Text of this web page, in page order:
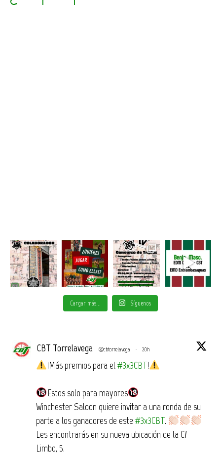
Cargar más... Síguenos
CBT Torrelavega @cbtorrelavega · 20h
¡Más premios para el #3x3CBT!
Estos solo para mayores
Winchester Saloon quiere invitar a una ronda de su
parte a los ganadores de este #3x3CBT.
Les encontrarás en su nueva ubicación de la C/
Limbo, 5.